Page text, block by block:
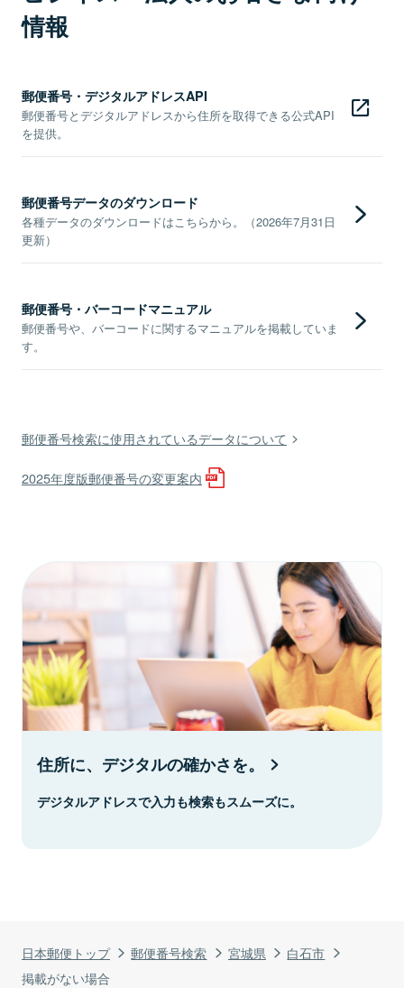
日本郵便トップ 郵便番号検索 宮城県
白石市
掲載がない場合
情報
郵便番号・デジタルアドレスAPI
郵便番号とデジタルアドレスから住所を取得できる公式API
を提供。
郵便番号データのダウンロード
各種データのダウンロードはこちらから。（2026年7月31日
更新）
郵便番号・バーコードマニュアル
郵便番号や、バーコードに関するマニュアルを掲載していま
す。
郵便番号検索に使用されているデータについて
2025年度版郵便番号の変更案内
住所に、デジタルの確かさを。
デジタルアドレスで入力も検索もスムーズに。